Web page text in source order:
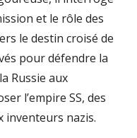
et le rôle des
le destin croisé de
pour défendre la
Russie aux
l’empire SS, des
inventeurs nazis.